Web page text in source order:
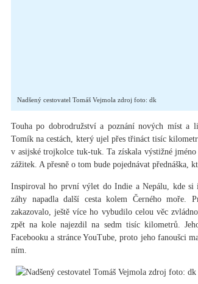
Nadšený cestovatel Tomáš Vejmola zdroj foto: dk
Touha po dobrodružství a poznání nových míst a
Tomík na cestách, který ujel přes třináct tisíc
v asijské trojkolce tuk-tuk. Ta získala výstižné
zážitek. A přesně o tom bude pojednávat přednáška,
Inspiroval ho první výlet do Indie a Nepálu, kde si
záhy napadla další cesta kolem Černého moře.
zakazovalo, ještě více ho vybudilo celou věc
zpět na kole najezdil na sedm tisíc kilometrů.
Facebooku a stránce YouTube, proto jeho fanoušci
ním.